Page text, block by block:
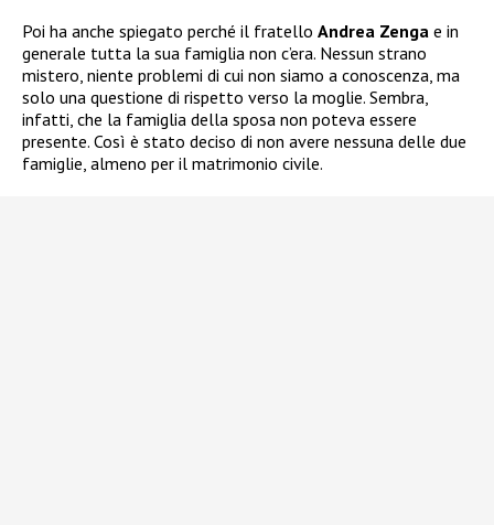
Poi ha anche spiegato perché il fratello Andrea Zenga e in
generale tutta la sua famiglia non c’era. Nessun strano
mistero, niente problemi di cui non siamo a conoscenza, ma
solo una questione di rispetto verso la moglie. Sembra,
infatti, che la famiglia della sposa non poteva essere
presente. Così è stato deciso di non avere nessuna delle due
famiglie, almeno per il matrimonio civile.